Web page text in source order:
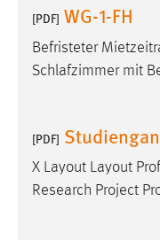
[PDF] WG-1-FH
Befristeter
Schlafzimmer mit
[PDF]
X Layout Layout
Research Project
Zweck:
Cookie Laufzeit:
Login